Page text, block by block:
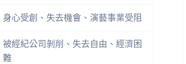
身心受創、失去機會、演藝事業受阻
被經紀公司剝削、失去自由、經濟困
難